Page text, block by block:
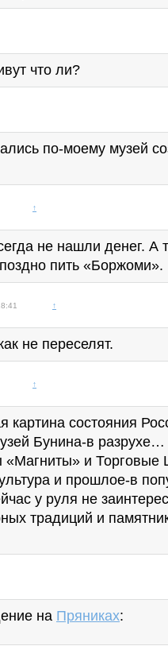
что ли?
по-моему музей
↑
не нашли денег. А
пить «Боржоми».
↑
не переселят.
↑
картина состояния
Бунина-в
«Магниты» и
и прошлое-в
у руля не
традиций и
на Пряниках: